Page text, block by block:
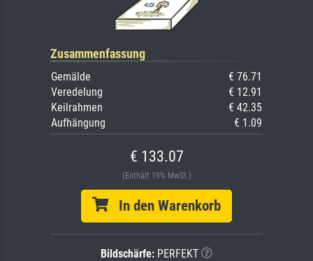
Zusammenfassung
Gemälde
€ 76.71
Veredelung
€ 12.91
Keilrahmen
€ 42.35
Aufhängung
€ 1.09
€ 133.07
(Enthält 19% MwSt.)
In den Warenkorb
Bildschärfe: PERFEKT